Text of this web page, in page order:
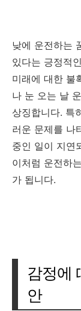
낮에 운전하는
있다는 긍정적
미래에 대한 불
나 눈 오는 날
상징합니다. 특
러운 문제를 나
중인 일이 지연
이처럼 운전하
가 됩니다.
감정에
안